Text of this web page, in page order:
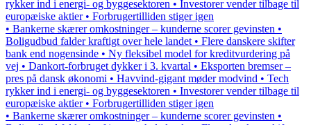
rykker ind i energi- og byggesektoren • Investorer vender tilbage til
europæiske aktier • Forbrugertilliden stiger igen
• Bankerne skærer omkostninger – kunderne scorer gevinsten •
Boligudbud falder kraftigt over hele landet • Flere danskere skifter
bank end nogensinde • Ny fleksibel model for kreditvurdering på
vej • Dankort-forbruget dykker i 3. kvartal • Eksporten bremser –
pres på dansk økonomi • Havvind-gigant møder modvind • Tech
rykker ind i energi- og byggesektoren • Investorer vender tilbage til
europæiske aktier • Forbrugertilliden stiger igen
• Bankerne skærer omkostninger – kunderne scorer gevinsten •